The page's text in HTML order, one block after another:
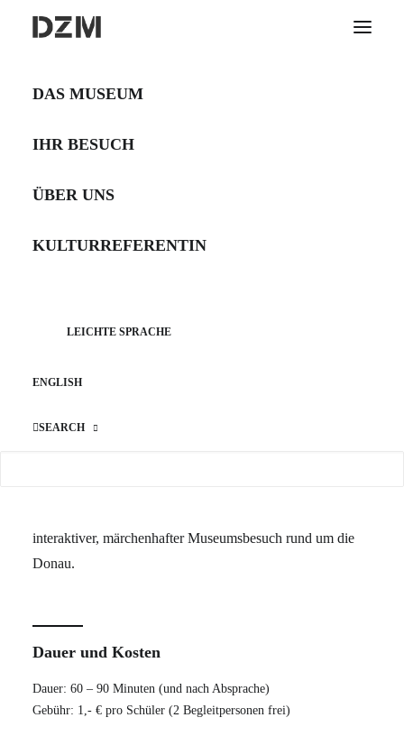
DAS MUSEUM
IHR BESUCH
ÜBER UNS
KULTURREFERENTIN
LEICHTE SPRACHE
ENGLISH
SEARCH
„Es war einmal …“
Märchenreise entlang der
Donau
interaktiver, märchenhafter Museumsbesuch rund um die
Donau.
Dauer und Kosten
Dauer: 60 – 90 Minuten (und nach Absprache)
Gebühr: 1,- € pro Schüler (2 Begleitpersonen frei)